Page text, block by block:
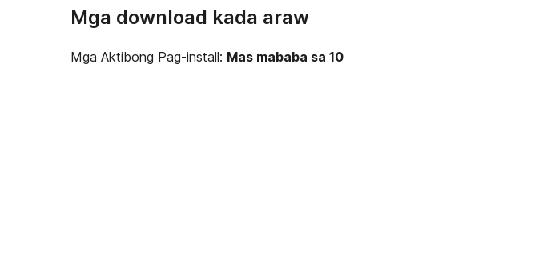
Mga download kada araw
Mga Aktibong Pag-install: Mas mababa sa 10